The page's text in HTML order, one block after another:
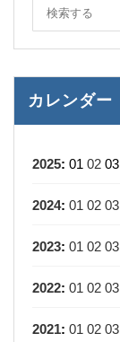
カレンダー
2025: 01 02 03
2024: 01 02 03
2023: 01 02 03
2022: 01 02 03
2021: 01 02 03